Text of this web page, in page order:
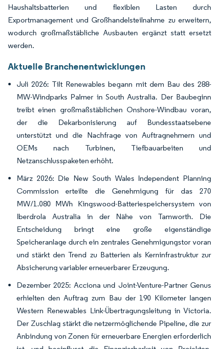
Haushaltsbatterien und flexiblen Lasten durch
Exportmanagement und Großhandelsteilnahme zu erweitern,
wodurch großmaßstäbliche Ausbauten ergänzt statt ersetzt
werden.
Aktuelle Branchenentwicklungen
Juli 2026: Tilt Renewables begann mit dem Bau des 288-
MW-Windparks Palmer in South Australia. Der Baubeginn
treibt einen großmaßstäblichen Onshore-Windbau voran,
der die Dekarbonisierung auf Bundesstaatsebene
unterstützt und die Nachfrage von Auftragnehmern und
OEMs nach Turbinen, Tiefbauarbeiten und
Netzanschlusspaketen erhöht.
März 2026: Die New South Wales Independent Planning
Commission erteilte die Genehmigung für das 270
MW/1.080 MWh Kingswood-Batteriespeichersystem von
Iberdrola Australia in der Nähe von Tamworth. Die
Entscheidung bringt eine große eigenständige
Speicheranlage durch ein zentrales Genehmigungstor voran
und stärkt den Trend zu Batterien als Kerninfrastruktur zur
Absicherung variabler erneuerbarer Erzeugung.
Dezember 2025: Acciona und Joint-Venture-Partner Genus
erhielten den Auftrag zum Bau der 190 Kilometer langen
Western Renewables Link-Übertragungsleitung in Victoria.
Der Zuschlag stärkt die netzermöglichende Pipeline, die zur
Anbindung von Zonen für erneuerbare Energien erforderlich